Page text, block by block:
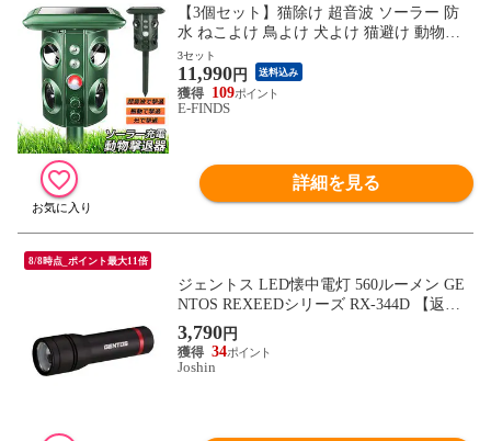
【3個セット】猫除け 超音波 ソーラー 防
水 ねこよけ 鳥よけ 犬よけ 猫避け 動物撃
退器 USB充電 ＆ ソーラー充電 LEDフラッ
シュライト 振動 5つ撃退モード 音量調整
可能 糞被害対策 鳥害対策 猫撃退 猫退治
鳥除け ネズミ除け 猫よけグッズ 害獣撃退
3セット
11,990円 送料込み
109
E-FINDS
詳細を見る
8/8時点_ポイント最大11倍
ジェントス LED懐中電灯 560ルーメン GE
NTOS REXEEDシリーズ RX-344D 【返品
種別A】
3,790円
34
Joshin